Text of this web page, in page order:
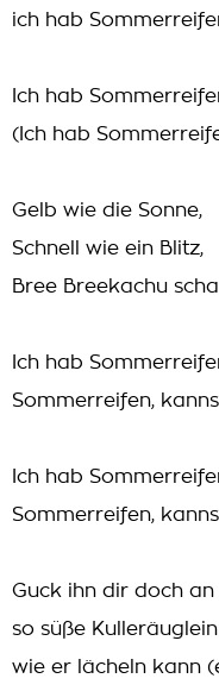
ich hab
Ich hab
(Ich hab
Gelb wie die Sonne,
Schnell wie ein Blitz,
Bree Breekachu
Ich hab
Sommerreifen,
Ich hab
Sommerreifen,
Guck ihn dir doch
so süße Kulleräuglein
wie er lächeln kann